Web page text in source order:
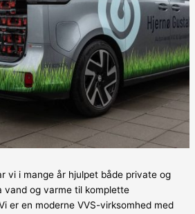
vi i mange år hjulpet både private og
vand og varme til komplette
er en moderne VVS-virksomhed med